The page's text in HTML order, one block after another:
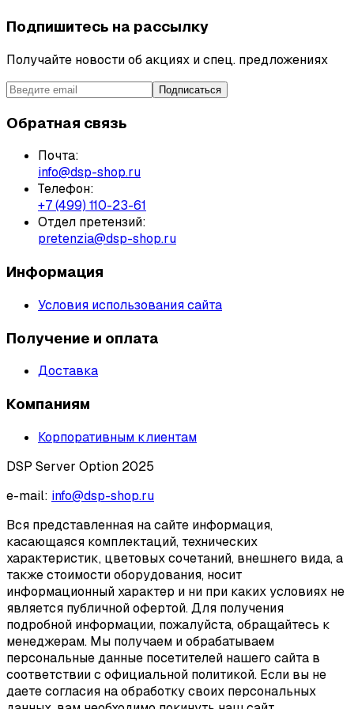
Подпишитесь на рассылку
Получайте новости об акциях и спец. предложениях
Подписаться
Обратная связь
Почта:
info@dsp-shop.ru
Телефон:
+7 (499) 110-23-61
Отдел претензий:
pretenzia@dsp-shop.ru
Информация
Условия использования сайта
Получение и оплата
Доставка
Компаниям
Корпоративным клиентам
DSP Server Option 2025
e-mail: info@dsp-shop.ru
Вся представленная на сайте информация,
касающаяся комплектаций, технических
характеристик, цветовых сочетаний, внешнего вида, а
также стоимости оборудования, носит
информационный характер и ни при каких условиях не
является публичной офертой. Для получения
подробной информации, пожалуйста, обращайтесь к
менеджерам. Мы получаем и обрабатываем
персональные данные посетителей нашего сайта в
соответствии с официальной политикой. Если вы не
даете согласия на обработку своих персональных